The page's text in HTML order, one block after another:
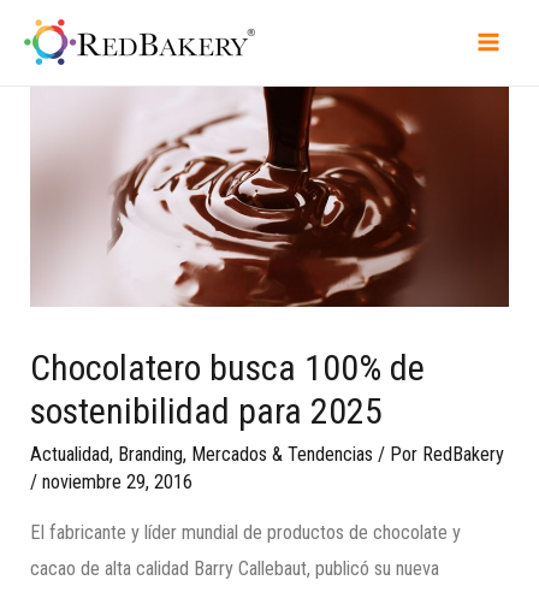
Chocolatero busca 100% de
sostenibilidad para 2025
Actualidad, Branding, Mercados & Tendencias / Por RedBakery
/noviembre 29, 2016
El fabricante y líder mundial de productos de chocolate y
cacao de alta calidad Barry Callebaut, publicó su nueva